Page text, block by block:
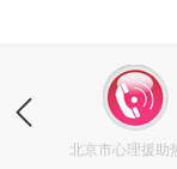
物临床试验机构